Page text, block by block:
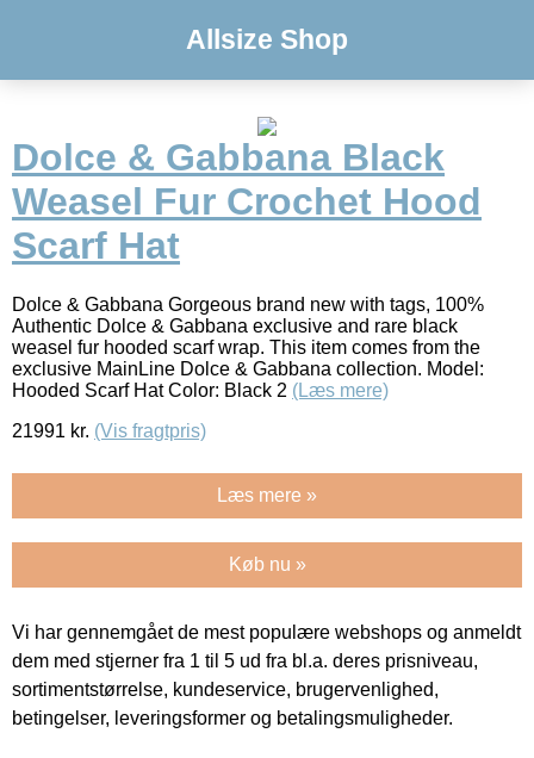
Allsize Shop
Dolce & Gabbana Black
Weasel Fur Crochet Hood
Scarf Hat
Dolce & Gabbana Gorgeous brand new with tags, 100%
Authentic Dolce & Gabbana exclusive and rare black
weasel fur hooded scarf wrap. This item comes from the
exclusive MainLine Dolce & Gabbana collection. Model:
Hooded Scarf Hat Color: Black 2 (Læs mere)
21991 kr. (Vis fragtpris)
Læs mere »
Køb nu »
Vi har gennemgået de mest populære webshops og anmeldt
dem med stjerner fra 1 til 5 ud fra bl.a. deres prisniveau,
sortimentstørrelse, kundeservice, brugervenlighed,
betingelser, leveringsformer og betalingsmuligheder.